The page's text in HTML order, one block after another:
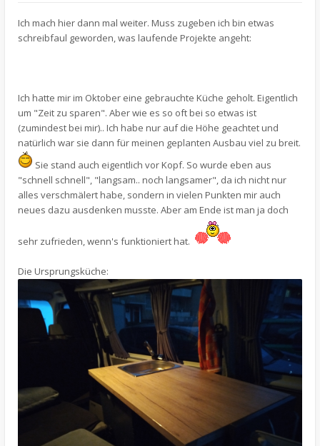
Ich mach hier dann mal weiter. Muss zugeben ich bin etwas
schreibfaul geworden, was laufende Projekte angeht:
Ich hatte mir im Oktober eine gebrauchte Küche geholt. Eigentlich
um "Zeit zu sparen". Aber wie es so oft bei so etwas ist
(zumindest bei mir).. Ich habe nur auf die Höhe geachtet und
natürlich war sie dann für meinen geplanten Ausbau viel zu breit.
Sie stand auch eigentlich vor Kopf. So wurde eben aus
"schnell schnell", "langsam.. noch langsamer", da ich nicht nur
alles verschmälert habe, sondern in vielen Punkten mir auch
neues dazu ausdenken musste. Aber am Ende ist man ja doch
sehr zufrieden, wenn's funktioniert hat.
Die Ursprungsküche: